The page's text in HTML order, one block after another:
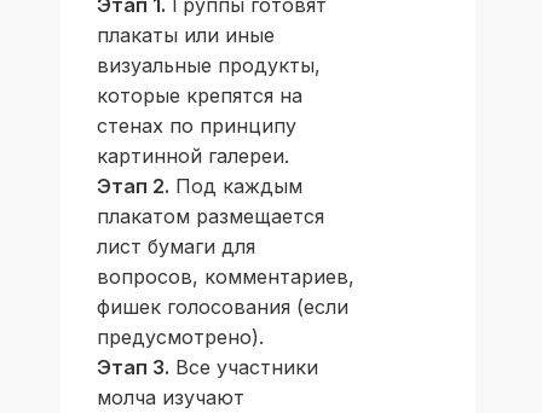
плакаты или иные
визуальные продукты,
которые крепятся на
стенах по принципу
картинной галереи.
Этап 2. Под каждым
плакатом размещается
лист бумаги для
вопросов, комментариев,
фишек голосования (если
предусмотрено).
Этап 3. Все участники
молча изучают